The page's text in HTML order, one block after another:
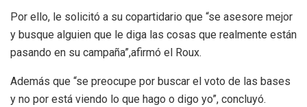
Por ello, le solicitó a su copartidario que “se asesore mejor
y busque alguien que le diga las cosas que realmente están
pasando en su campaña”,afirmó el Roux.
Además que “se preocupe por buscar el voto de las bases
y no por está viendo lo que hago o digo yo”, concluyó.